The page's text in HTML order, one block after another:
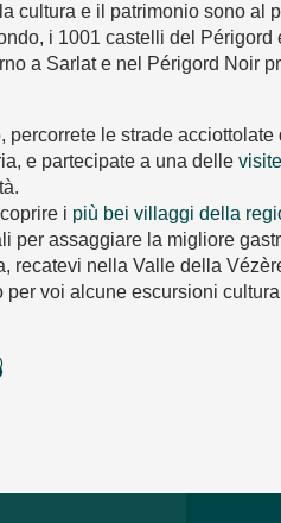
cultura e il patrimonio sono al
i 1001 castelli del Périgord
a Sarlat e nel Périgord Noir
le strade acciottolate
e partecipate a una delle
i più bei villaggi della
per assaggiare la migliore
recatevi nella Valle della
per voi alcune escursioni
aux favoris